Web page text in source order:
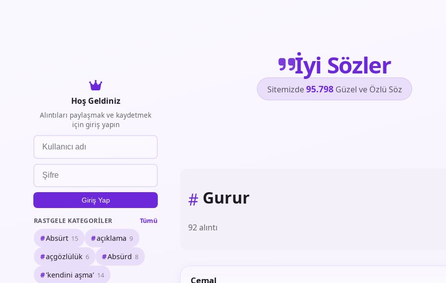
İyi Sözler
Sitemizde95.798Güzel ve Özlü Söz
Hoş Geldiniz
Alıntıları paylaşmak ve kaydetmek
için giriş yapın
Giriş Yap
RASTGELE KATEGORILER Tümü
Absürt 15 açıklama 9
açgözlülük 6 Absürd 8
'kendini aşma' 14
# Gurur
92 alıntı
Cemal